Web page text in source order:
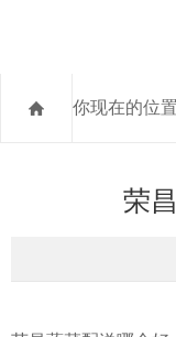
你现在的位置
荣